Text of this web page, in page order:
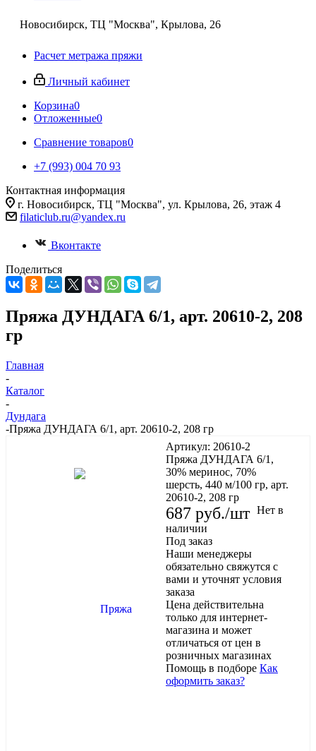
Новосибирск, ТЦ "Москва", Крылова, 26
Расчет метража пряжи
Личный кабинет
Корзина0
Отложенные0
Сравнение товаров0
+7 (993) 004 70 93
Контактная информация
г. Новосибирск, ТЦ "Москва", ул. Крылова, 26, этаж 4
filaticlub.ru@yandex.ru
Вконтакте
Поделиться
Пряжа ДУНДАГА 6/1, арт. 20610-2, 208
гр
Главная
-
Каталог
-
Дундага
-Пряжа ДУНДАГА 6/1, арт. 20610-2, 208 гр
Артикул: 20610-2
Пряжа ДУНДАГА 6/1,
30% меринос, 70%
шерсть, 440 м/100 гр, арт.
20610-2, 208 гр
687 руб./шт Нет в
наличии
Под заказ
Наши менеджеры
обязательно свяжутся с
вами и уточнят условия
заказа
Цена действительна
только для интернет-
магазина и может
отличаться от цен в
розничных магазинах
Помощь в подборе Как
оформить заказ?